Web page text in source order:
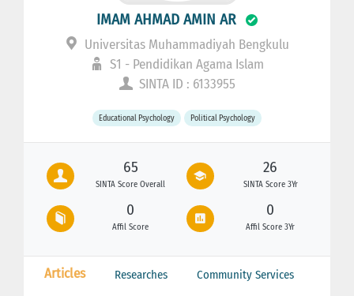
IMAM AHMAD AMIN AR
Universitas Muhammadiyah Bengkulu
S1 - Pendidikan Agama Islam
SINTA ID : 6133955
Educational Psychology Political Psychology
65
SINTA Score Overall
26
SINTA Score 3Yr
0
Affil Score
0
Affil Score 3Yr
Articles Researches Community Services